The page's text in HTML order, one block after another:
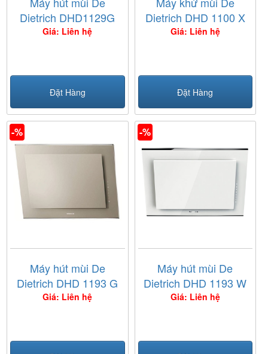
Dietrich DHD1129G
Giá: Liên hệ
Đặt Hàng
Dietrich DHD 1100 X
Giá: Liên hệ
Đặt Hàng
-%
Máy hút mùi De
Dietrich DHD 1193 G
Giá: Liên hệ
-%
Máy hút mùi De
Dietrich DHD 1193 W
Giá: Liên hệ